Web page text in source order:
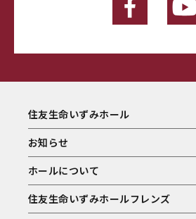
住友生命いずみホール
お知らせ
ホールについて
住友生命いずみホールフレンズ